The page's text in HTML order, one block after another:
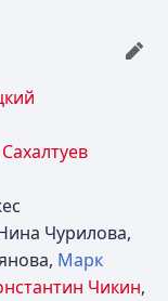
Чурилова,
Марк
Чикин,